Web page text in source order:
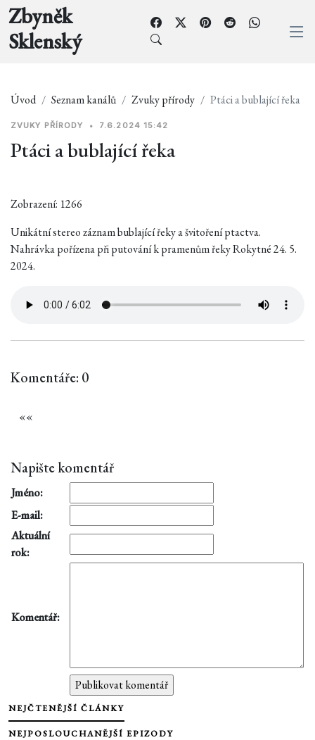
Zbyněk
Sklenský
Úvod Seznam kanálů Zvuky přírody Ptáci a bublající řeka
ZVUKY PŘÍRODY • 7.6.2024 15:42
Ptáci a bublající řeka
Zobrazení: 1266
Unikátní stereo záznam bublající řeky a švitoření ptactva.
Nahrávka pořízena při putování k pramenům řeky Rokytné 24. 5.
2024.
Komentáře: 0
««
Napište komentář
Jméno:
E-mail:
Aktuální
rok:
Komentář:
NEJČTENĚJŠÍ ČLÁNKY
NEJPOSLOUCHANĚJŠÍ EPIZODY